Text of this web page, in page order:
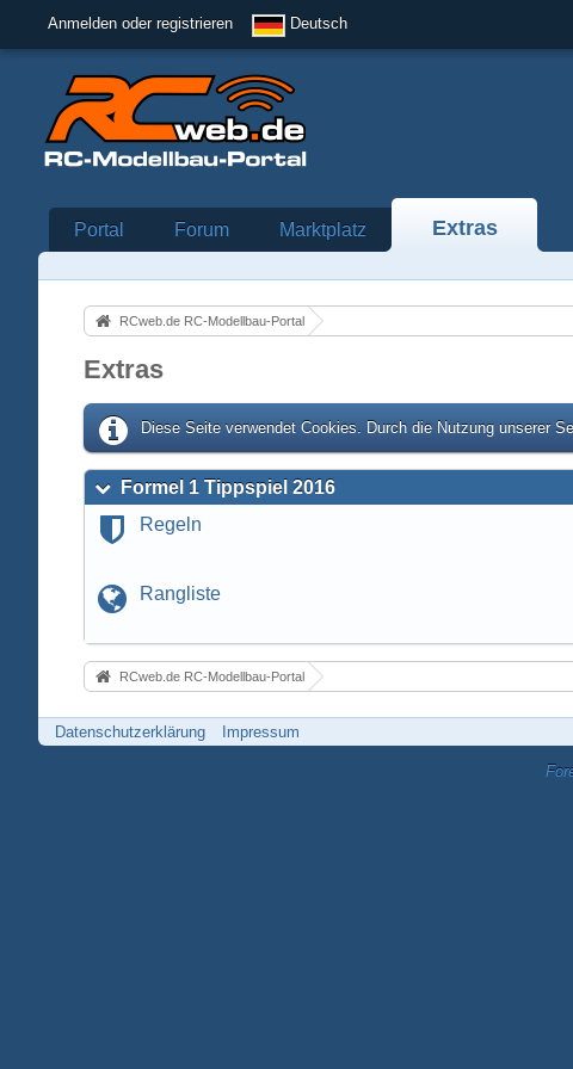
Anmelden oder registrieren Deutsch
Portal Forum Marktplatz Extras
RCweb.de RC-Modellbau-Portal
Extras
Diese Seite verwendet Cookies. Durch die Nutzung unserer
Formel 1 Tippspiel 2016
Regeln
Rangliste
RCweb.de RC-Modellbau-Portal
Datenschutzerklärung Impressum